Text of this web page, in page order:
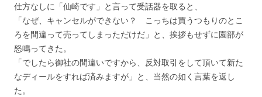
仕方なしに「仙崎です」と言って受話器を取ると、
「なぜ、キャンセルができない？ こっちは買うつもりのとこ
ろを間違って売ってしまっただけだ」と、挨拶もせずに園部が
怒鳴ってきた。
「でしたら御社の間違いですから、反対取引をして頂いて新た
なディールをすれば済みますが」と、当然の如く言葉を返し
た。